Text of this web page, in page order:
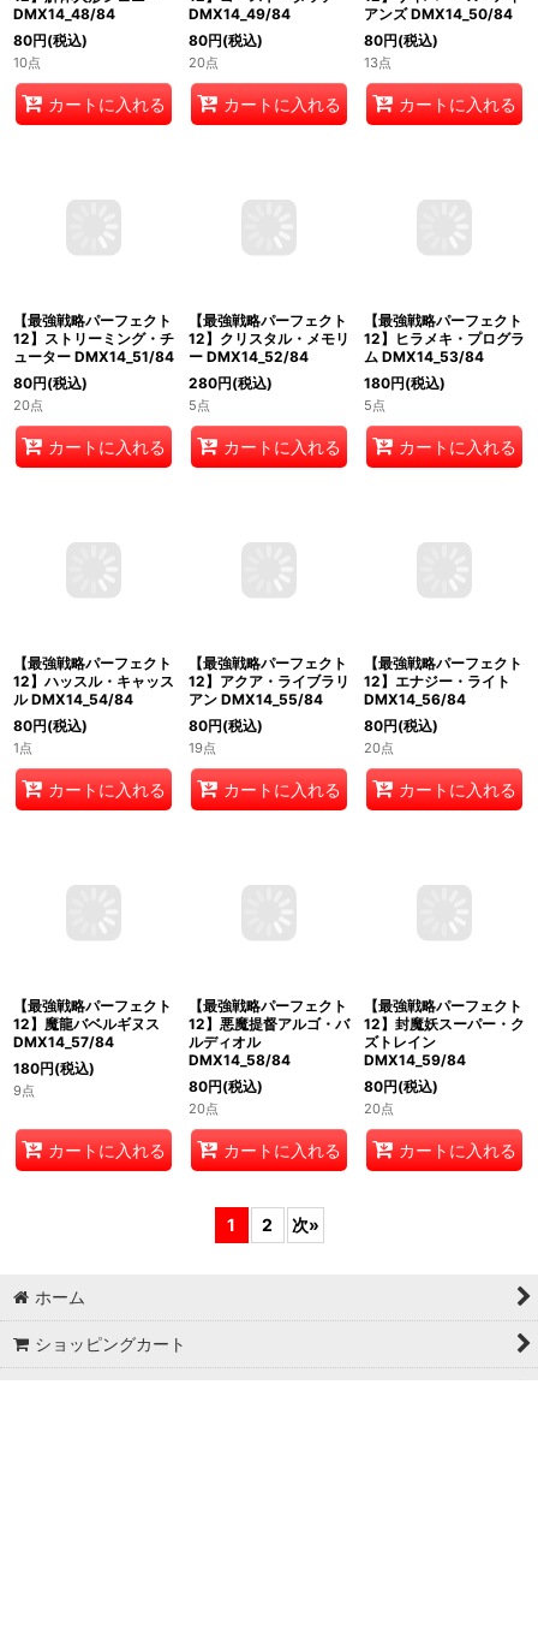
DMX14_48/84
80円(税込)
10点
【最強戦略パーフェクト
12】ゴースト・タッチ
DMX14_49/84
80円
20点
アンズ DMX14_50/84
80円(税込)
13点
【最強戦略パーフェクト
12】ストリーミング・チ
ューター DMX14_51/84
80円
20点
【最強戦略パーフェクト
12】クリスタル・メモリ
ー DMX14_52/84
280円
5点
【最強戦略パーフェクト
12】ヒラメキ・プログラ
ム DMX14_53/84
180円
5点
【最強戦略パーフェクト
12】ハッスル・キャッス
ル DMX14_54/84
80円
1点
【最強戦略パーフェクト
12】アクア・ライブラリ
アン DMX14_55/84
80円
19点
【最強戦略パーフェクト
12】エナジー・ライト
DMX14_56/84
80円
20点
【最強戦略パーフェクト
12】魔龍バベルギヌス
DMX14_57/84
9点
【最強戦略パーフェクト
12】悪魔提督アルゴ・バ
ルディオル
DMX14_58/84
80円
20点
【最強戦略パーフェクト
12】封魔妖スーパー・ク
ズトレイン
DMX14_59/84
80円
20点
ホーム